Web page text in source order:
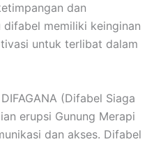
dan
memiliki keinginan
untuk terlibat dalam
(Difabel Siaga
erupsi Gunung Merapi
dan akses. Difabel